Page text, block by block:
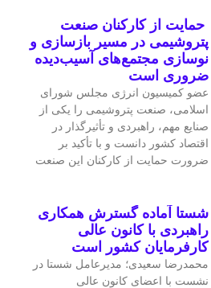
حمایت از کارکنان صنعت
پتروشیمی در مسیر بازسازی و
نوسازی مجتمع‌های آسیب‌دیده
ضروری است
عضو کمیسیون انرژی مجلس شورای
اسلامی، صنعت پتروشیمی را یکی از
صنایع مهم، راهبردی و تأثیرگذار در
اقتصاد کشور دانست و با تأکید بر
ضرورت حمایت از کارکنان این صنعت
شستا آماده گسترش همکاری
راهبردی با کانون عالی
کارفرمایان کشور است
محمدرضا سعیدی؛ مدیرعامل شستا در
نشست با اعضای کانون عالی